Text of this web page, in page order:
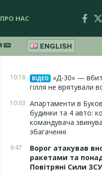
ПРО НАС
ENGLISH
10:18 ВІДЕО
«Д-30» —
гілля не врятували
10:03 Апартаменти в
будинки та 4 авто:
командувача
збагаченні
9:47
Ворог атакував
ракетами та
Повітряні Сили ЗСУ